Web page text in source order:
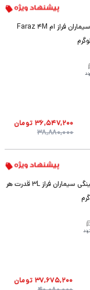
جک پارکینگ سیماران فراز ام Faraz 4M
36,547,200 تومان
38,880,000
جک درب پارکینگی سیماران فراز 3L قدرت هر
37,675,200 تومان